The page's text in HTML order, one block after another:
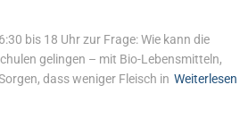
bis 18 Uhr zur Frage: Wie kann die
gelingen – mit Bio-Lebensmitteln,
dass weniger Fleisch in Weiterlesen